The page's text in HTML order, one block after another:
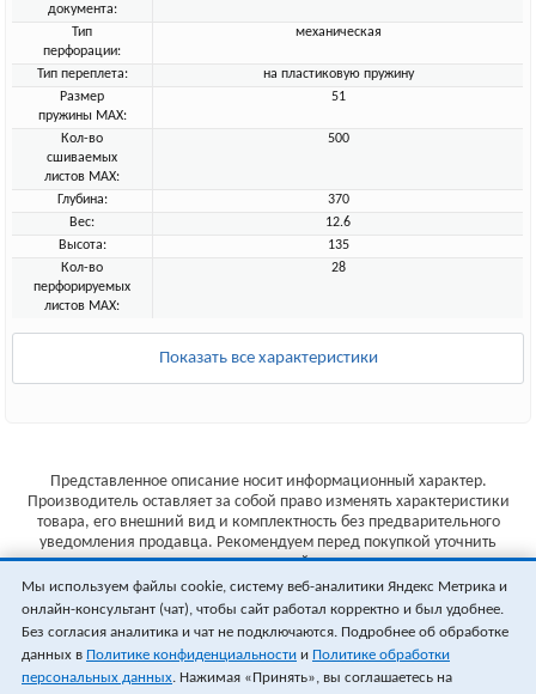
документа:
Тип
перфорации:
механическая
Тип переплета:
на пластиковую пружину
Размер
пружины MAX:
51
Кол-во
сшиваемых
листов MAX:
500
Глубина:
370
Вес:
12.6
Высота:
135
Кол-во
перфорируемых
листов MAX:
28
Показать все характеристики
Представленное описание носит информационный характер.
Производитель оставляет за собой право изменять характеристики
товара, его внешний вид и комплектность без предварительного
уведомления продавца. Рекомендуем перед покупкой уточнить
характеристики товара на сайте производителя.
Указанные цены не являются публичной офертой (ст.435 ГК РФ).
Стоимость и наличие товара уточняйте у менеджера.
Мы используем файлы cookie, систему веб-аналитики Яндекс Метрика и
онлайн-консультант (чат), чтобы сайт работал корректно и был удобнее.
Без согласия аналитика и чат не подключаются. Подробнее об обработке
данных в Политике конфиденциальности и Политике обработки
персональных данных. Нажимая «Принять», вы соглашаетесь на